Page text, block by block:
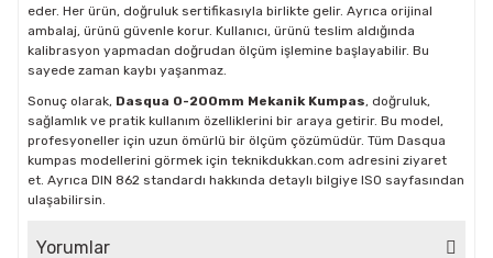
eder. Her ürün, doğruluk sertifikasıyla birlikte gelir. Ayrıca orijinal
ambalaj, ürünü güvenle korur. Kullanıcı, ürünü teslim aldığında
kalibrasyon yapmadan doğrudan ölçüm işlemine başlayabilir. Bu
sayede zaman kaybı yaşanmaz.
Sonuç olarak, Dasqua 0-200mm Mekanik Kumpas, doğruluk,
sağlamlık ve pratik kullanım özelliklerini bir araya getirir. Bu model,
profesyoneller için uzun ömürlü bir ölçüm çözümüdür. Tüm Dasqua
kumpas modellerini görmek için teknikdukkan.com adresini ziyaret
et. Ayrıca DIN 862 standardı hakkında detaylı bilgiye ISO sayfasından
ulaşabilirsin.
Yorumlar